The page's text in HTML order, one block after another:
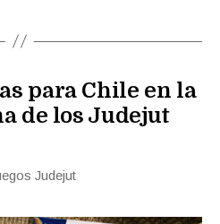
para Chile en la
de los Judejut
Judejut